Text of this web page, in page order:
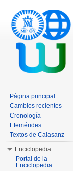
Página principal
Cambios recientes
Cronología
Efemérides
Textos de Calasanz
Enciclopedia
Portal de la
Enciclopedia